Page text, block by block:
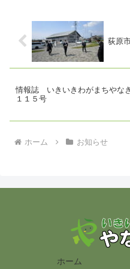
荻原
情報誌 いきいきわがまちやな
１１５号
ホーム お知らせ
ホーム